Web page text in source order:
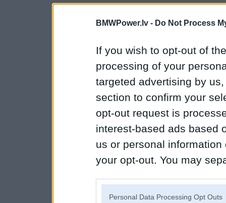
BMWPower.lv - Do Not Process
If you wish to opt-out of
processing of your
targeted advertising by
section to confirm your
opt-out request is
interest-based ads based
us or personal
your opt-out. You may
Personal Data Processing Opt Outs